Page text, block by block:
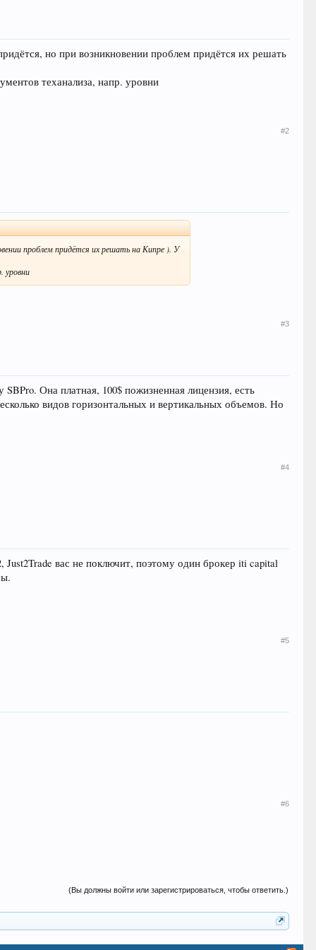
но при возникновении проблем придётся их решать
теханализа, напр. уровни
#2
проблем придётся их решать на Кипре ). У
уровни
#3
Она платная, 100$ пожизненная лицензия, есть
видов горизонтальных и вертикальных объемов. Но
#4
вас не поключит, поэтому один брокер iti capital
#5
#6
(Вы должны войти или зарегистрироваться, чтобы ответить.)